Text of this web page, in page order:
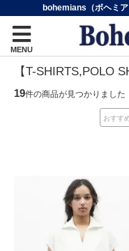
bohemians（ボヘミ
MENU
【T-SHIRTS,POLO
19件の商品が見つかりました
おすす